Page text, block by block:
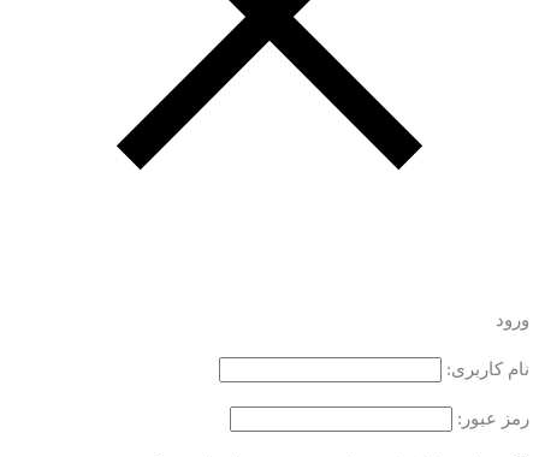
ورود
نام کاربری:
رمز عبور: